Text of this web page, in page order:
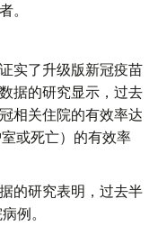
。
实了升级版新冠疫苗
据的研究显示，过去
相关住院的有效率达
或死亡）的有效率
的研究表明，过去半
例。